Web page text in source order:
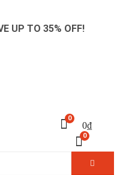
UP TO 35% OFF!
0
0₫
0